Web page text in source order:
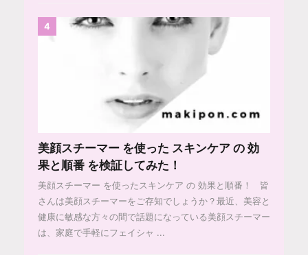
4
美顔スチーマー を使った スキンケア の 効
果と順番 を検証してみた！
美顔スチーマー を使ったスキンケア の 効果と順番！ 皆
さんは美顔スチーマーをご存知でしょうか？最近、美容と
健康に敏感な方々の間で話題になっている美顔スチーマー
は、家庭で手軽にフェイシャ ...